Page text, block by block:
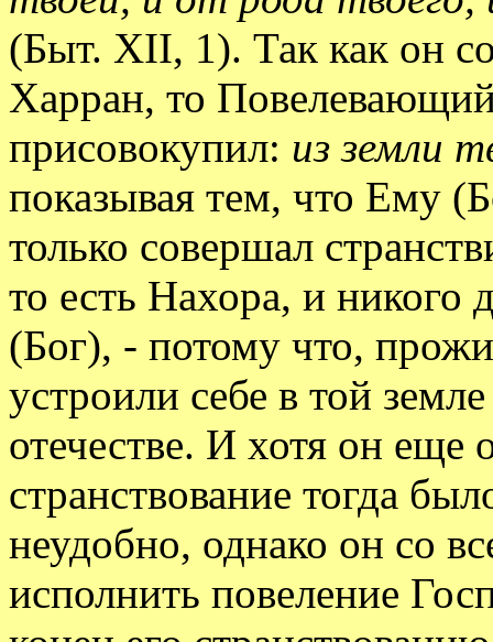
(Быт. XII, 1). Так как он
Харран, то
присовокупил: из земли
показывая тем, что Ему
только совершал
то есть Нахора, и никого
(Бог), - потому что,
устроили себе в той
отечестве. И хотя он еще
странствование тогда
неудобно, однако он со
исполнить повеление